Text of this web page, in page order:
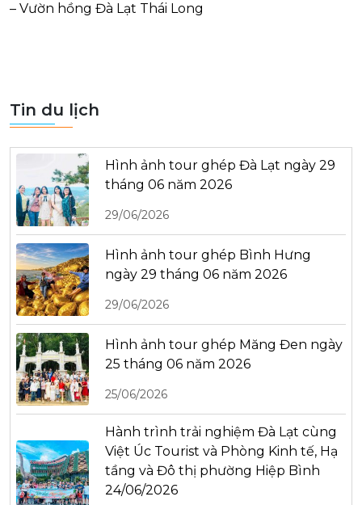
– Vườn hồng Đà Lạt Thái Long
Tin du lịch
Hình ảnh tour ghép Đà Lạt ngày 29
tháng 06 năm 2026
29/06/2026
Hình ảnh tour ghép Bình Hưng
ngày 29 tháng 06 năm 2026
29/06/2026
Hình ảnh tour ghép Măng Đen ngày
25 tháng 06 năm 2026
25/06/2026
Hành trình trải nghiệm Đà Lạt cùng
Việt Úc Tourist và Phòng Kinh tế, Hạ
tầng và Đô thị phường Hiệp Bình
24/06/2026